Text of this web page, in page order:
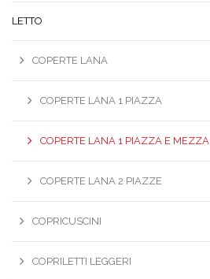
LETTO
COPERTE LANA
COPERTE LANA 1 PIAZZA
COPERTE LANA 1 PIAZZA E MEZZA
COPERTE LANA 2 PIAZZE
COPRICUSCINI
COPRILETTI LEGGERI